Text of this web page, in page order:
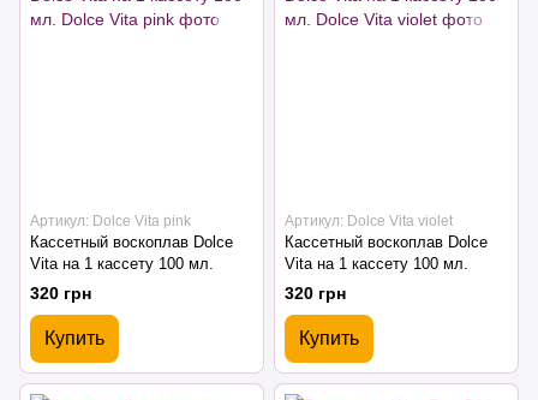
Артикул: Dolce Vita pink
Кассетный воскоплав Dolce
Vita на 1 кассету 100 мл.
320 грн
Купить
Артикул: Dolce Vita violet
Кассетный воскоплав Dolce
Vita на 1 кассету 100 мл.
320 грн
Купить